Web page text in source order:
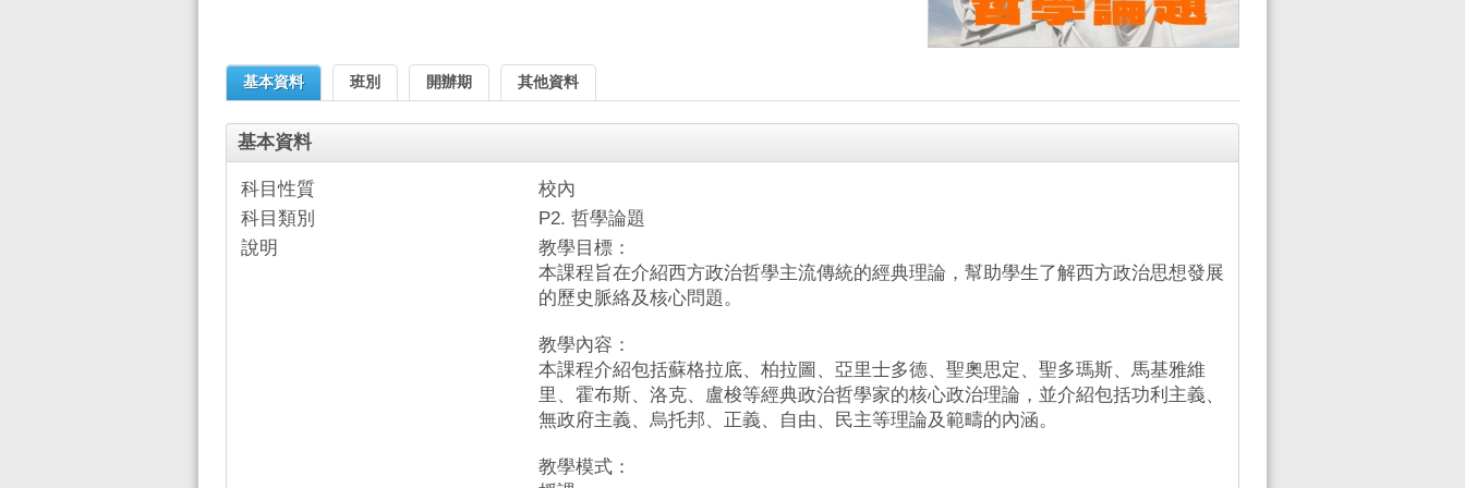
基本資料 班別 開辦期 其他資料
基本資料
科目性質
校內
科目類別
P2. 哲學論題
說明
教學目標：
本課程旨在介紹西方政治哲學主流傳統的經典理論，幫助學生了解西方政治思想發展
的歷史脈絡及核心問題。
教學內容：
本課程介紹包括蘇格拉底、柏拉圖、亞里士多德、聖奧思定、聖多瑪斯、馬基雅維
里、霍布斯、洛克、盧梭等經典政治哲學家的核心政治理論，並介紹包括功利主義、
無政府主義、烏托邦、正義、自由、民主等理論及範疇的內涵。
教學模式：